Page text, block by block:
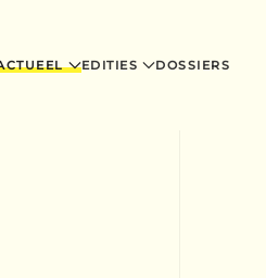
EDITIES DOSSIERS